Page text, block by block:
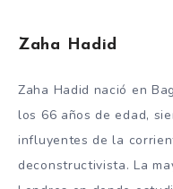
Zaha Hadid
Zaha Hadid nació en
los 66 años de edad,
influyentes de la
deconstructivista. La